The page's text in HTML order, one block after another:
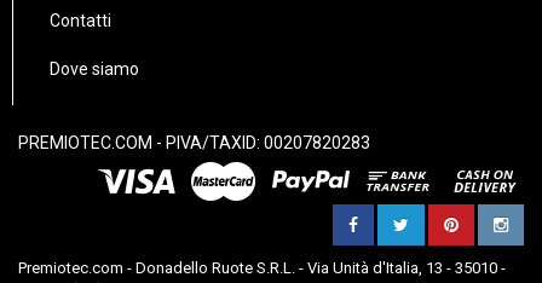
Contatti
Dove siamo
PREMIOTEC.COM - PIVA/TAXID: 00207820283
Premiotec.com - Donadello Ruote S.R.L. - Via Unità d'Italia, 13 - 35010 -